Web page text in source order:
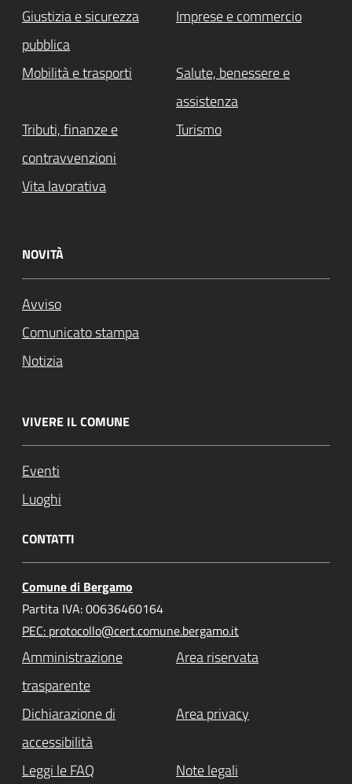
Giustizia e sicurezza
pubblica
Imprese e commercio
Mobilità e trasporti
Salute, benessere e
assistenza
Tributi, finanze e
contravvenzioni
Turismo
Vita lavorativa
NOVITÀ
Avviso
Comunicato stampa
Notizia
VIVERE IL COMUNE
Eventi
Luoghi
CONTATTI
Comune di Bergamo
Partita IVA: 00636460164
PEC: protocollo@cert.comune.bergamo.it
Amministrazione
trasparente
Area riservata
Dichiarazione di
accessibilità
Area privacy
Leggi le FAQ Note legali